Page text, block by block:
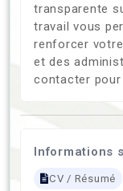
transparente
travail vous
renforcer
et des
contacter pour
Informations
CV / Résumé